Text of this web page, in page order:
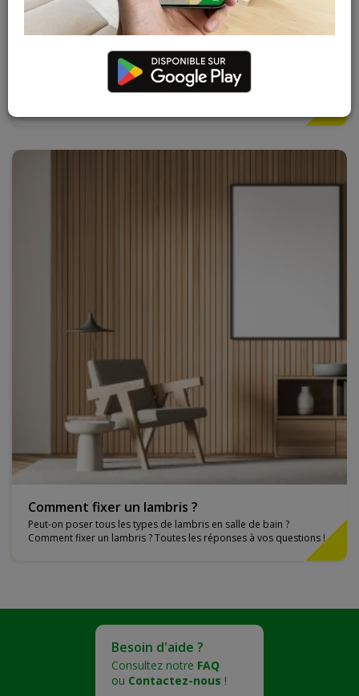
Placer un escalier
Apprenez à mesurer un escalier et découvrez les conditions
Comment fixer un lambris ?
Peut-on poser tous les types de lambris en salle de bain ?
Comment fixer un lambris ? Toutes les réponses à vos questions !
Besoin d'aide ?
Consultez notre FAQ
ou Contactez-nous !